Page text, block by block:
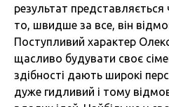
результат представляється
то, швидше за все, він
Поступливий характер
щасливо будувати своє
здібності дають широкі
дуже гидливий і тому